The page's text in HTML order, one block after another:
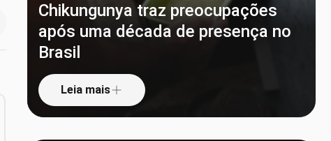
Chikungunya traz preocupações
após uma década de presença no
Brasil
Leia mais